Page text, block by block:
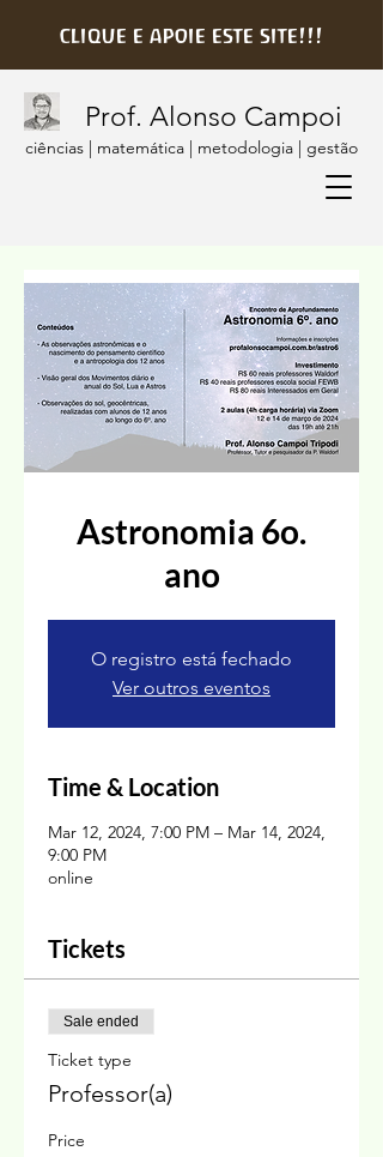
clique e apoie este site!!!
Prof. Alonso Campoi
ciências | matemática | metodologia | gestão
Astronomia 6o.
ano
O registro está fechado
Ver outros eventos
Time & Location
Mar 12, 2024, 7:00 PM – Mar 14, 2024,
9:00 PM
online
Tickets
Sale ended
Ticket type
Professor(a)
Price